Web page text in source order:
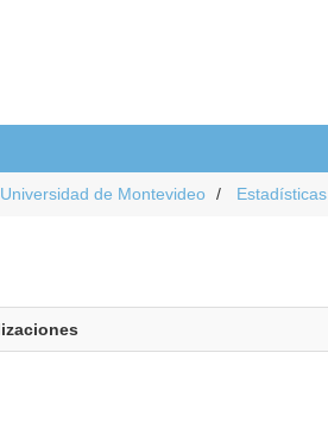
de Montevideo Estadísticas